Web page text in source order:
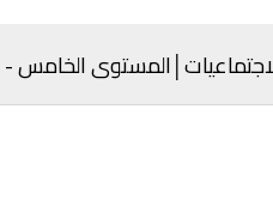
│المستوى الخامس -